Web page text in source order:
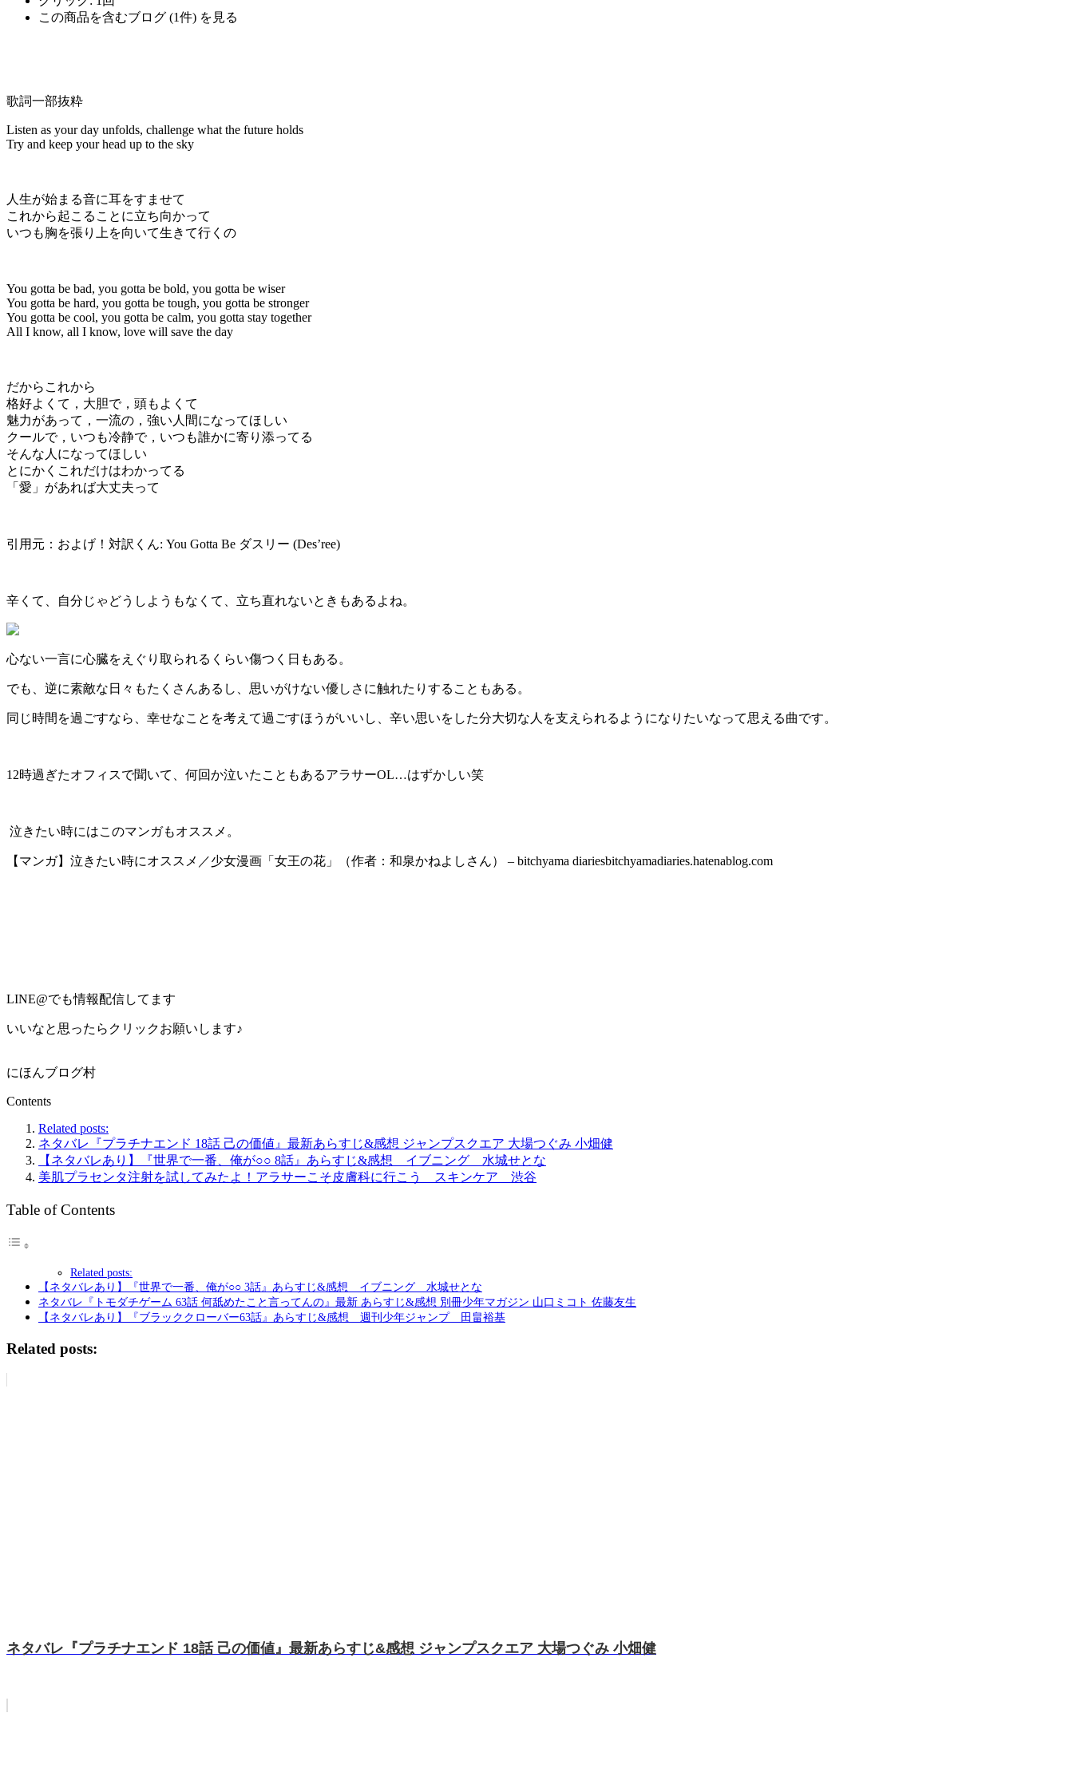
この商品を含むブログ (1件) を見る
歌詞一部抜粋
Listen as your day unfolds, challenge what the future holds
Try and keep your head up to the sky
人生が始まる音に耳をすませて
これから起こることに立ち向かって
いつも胸を張り上を向いて生きて行くの
You gotta be bad, you gotta be bold, you gotta be wiser
You gotta be hard, you gotta be tough, you gotta be stronger
You gotta be cool, you gotta be calm, you gotta stay together
All I know, all I know, love will save the day
だからこれから
格好よくて，大胆で，頭もよくて
魅力があって，一流の，強い人間になってほしい
クールで，いつも冷静で，いつも誰かに寄り添ってる
そんな人になってほしい
とにかくこれだけはわかってる
「愛」があれば大丈夫って
引用元：およげ！対訳くん: You Gotta Be ダスリー (Des’ree)
辛くて、自分じゃどうしようもなくて、立ち直れないときもあるよね。
心ない一言に心臓をえぐり取られるくらい傷つく日もある。
でも、逆に素敵な日々もたくさんあるし、思いがけない優しさに触れたりすることもある。
同じ時間を過ごすなら、幸せなことを考えて過ごすほうがいいし、辛い思いをした分大切な人を支えられるようになりたいなって思える曲です。
12時過ぎたオフィスで聞いて、何回か泣いたこともあるアラサーOL…はずかしい笑
泣きたい時にはこのマンガもオススメ。
【マンガ】泣きたい時にオススメ／少女漫画「女王の花」（作者：和泉かねよしさん） – bitchyama diariesbitchyamadiaries.hatenablog.com
LINE@でも情報配信してます
いいなと思ったらクリックお願いします♪
にほんブログ村
Contents
Related posts:
ネタバレ『プラチナエンド 18話 己の価値』最新あらすじ&感想 ジャンプスクエア 大場つぐみ 小畑健
【ネタバレあり】『世界で一番、俺が○○ 8話』あらすじ&感想 イブニング 水城せとな
美肌プラセンタ注射を試してみたよ！アラサーこそ皮膚科に行こう スキンケア 渋谷
Table of Contents
Related posts:
【ネタバレあり】『世界で一番、俺が○○ 3話』あらすじ&感想 イブニング 水城せとな
ネタバレ『トモダチゲーム 63話 何舐めたこと言ってんの』最新 あらすじ&感想 別冊少年マガジン 山口ミコト 佐藤友生
【ネタバレあり】『ブラッククローバー63話』あらすじ&感想 週刊少年ジャンプ 田畠裕基
Related posts:
ネタバレ『プラチナエンド 18話 己の価値』最新あらすじ&感想 ジャンプスクエア 大場つぐみ 小畑健